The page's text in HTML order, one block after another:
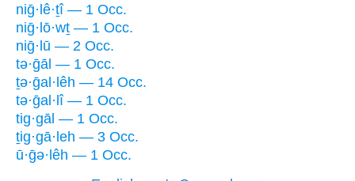
niḡ·lê·ṯî — 1 Occ.
niḡ·lō·wṯ — 1 Occ.
niḡ·lū — 2 Occ.
tə·ḡāl — 1 Occ.
ṯə·ḡal·lêh — 14 Occ.
tə·ḡal·lî — 1 Occ.
tig·gāl — 1 Occ.
ṯig·gā·leh — 3 Occ.
ū·ḡə·lêh — 1 Occ.